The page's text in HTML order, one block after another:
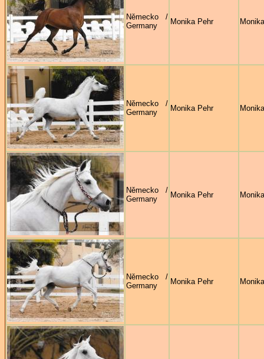
Německo /
Germany
Monika Pehr
Německo /
Germany
Monika Pehr
Německo /
Germany
Monika Pehr
Německo /
Germany
Monika Pehr